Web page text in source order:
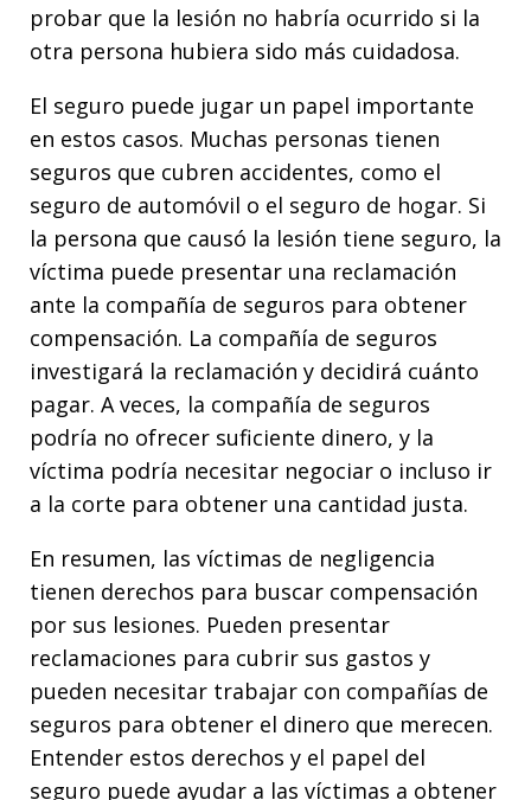
probar que la lesión no habría ocurrido si la
otra persona hubiera sido más cuidadosa.
El seguro puede jugar un papel importante
en estos casos. Muchas personas tienen
seguros que cubren accidentes, como el
seguro de automóvil o el seguro de hogar. Si
la persona que causó la lesión tiene seguro, la
víctima puede presentar una reclamación
ante la compañía de seguros para obtener
compensación. La compañía de seguros
investigará la reclamación y decidirá cuánto
pagar. A veces, la compañía de seguros
podría no ofrecer suficiente dinero, y la
víctima podría necesitar negociar o incluso ir
a la corte para obtener una cantidad justa.
En resumen, las víctimas de negligencia
tienen derechos para buscar compensación
por sus lesiones. Pueden presentar
reclamaciones para cubrir sus gastos y
pueden necesitar trabajar con compañías de
seguros para obtener el dinero que merecen.
Entender estos derechos y el papel del
seguro puede ayudar a las víctimas a obtener